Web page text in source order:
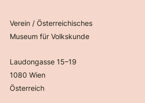
Verein / Österreichisches
Museum für Volkskunde
Laudongasse 15–19
1080 Wien
Österreich